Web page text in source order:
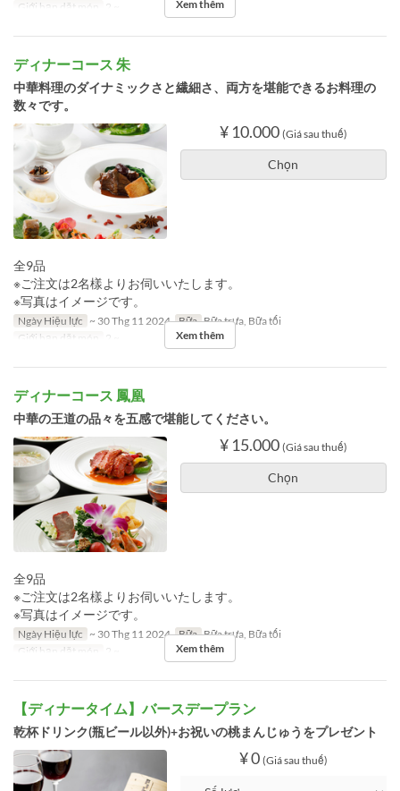
Giới hạn dặt món
2 ~ Xem thêm
ディナーコース 朱
中華料理のダイナミックさと繊細さ、両方を堪能できるお料理の
数々です。
¥ 10.000 (Giá sau thuế)
Chọn
全9品
※ご注文は2名樣よりお伺いいたします。
※写真はイメージです。
Ngày Hiệu lực ~ 30 Thg 11 2024 Bữa Bữa trưa, Bữa tối
Giới hạn dặt món
2 ~ Xem thêm
ディナーコース 鳳凰
中華の王道の品々を五感で堪能してください。
¥ 15.000 (Giá sau thuế)
Chọn
全9品
※ご注文は2名樣よりお伺いいたします。
※写真はイメージです。
Ngày Hiệu lực ~ 30 Thg 11 2024 Bữa Bữa trưa, Bữa tối
Giới hạn dặt món
2 ~ Xem thêm
【ディナータイム】バースデープラン
乾杯ドリンク(瓶ビール以外)+お祝いの桃まんじゅうをプレゼント
¥ 0 (Giá sau thuế)